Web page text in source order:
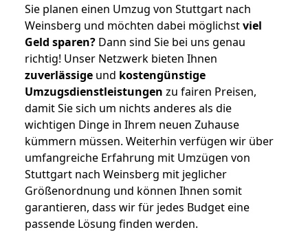
Sie planen einen Umzug von Stuttgart nach
Weinsberg und möchten dabei möglichstviel
Geld sparen? Dann sind Sie bei uns genau
richtig! Unser Netzwerk bieten Ihnen
zuverlässige und kostengünstige
Umzugsdienstleistungen zu fairen Preisen,
damit Sie sich um nichts anderes als die
wichtigen Dinge in Ihrem neuen Zuhause
kümmern müssen. Weiterhin verfügen wir über
umfangreiche Erfahrung mit Umzügen von
Stuttgart nach Weinsberg mit jeglicher
Größenordnung und können Ihnen somit
garantieren, dass wir für jedes Budget eine
passende Lösung finden werden.